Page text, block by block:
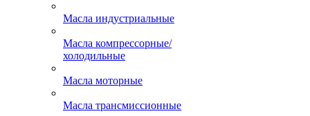
Масла индустриальные
Масла компрессорные/
холодильные
Масла моторные
Масла трансмиссионные